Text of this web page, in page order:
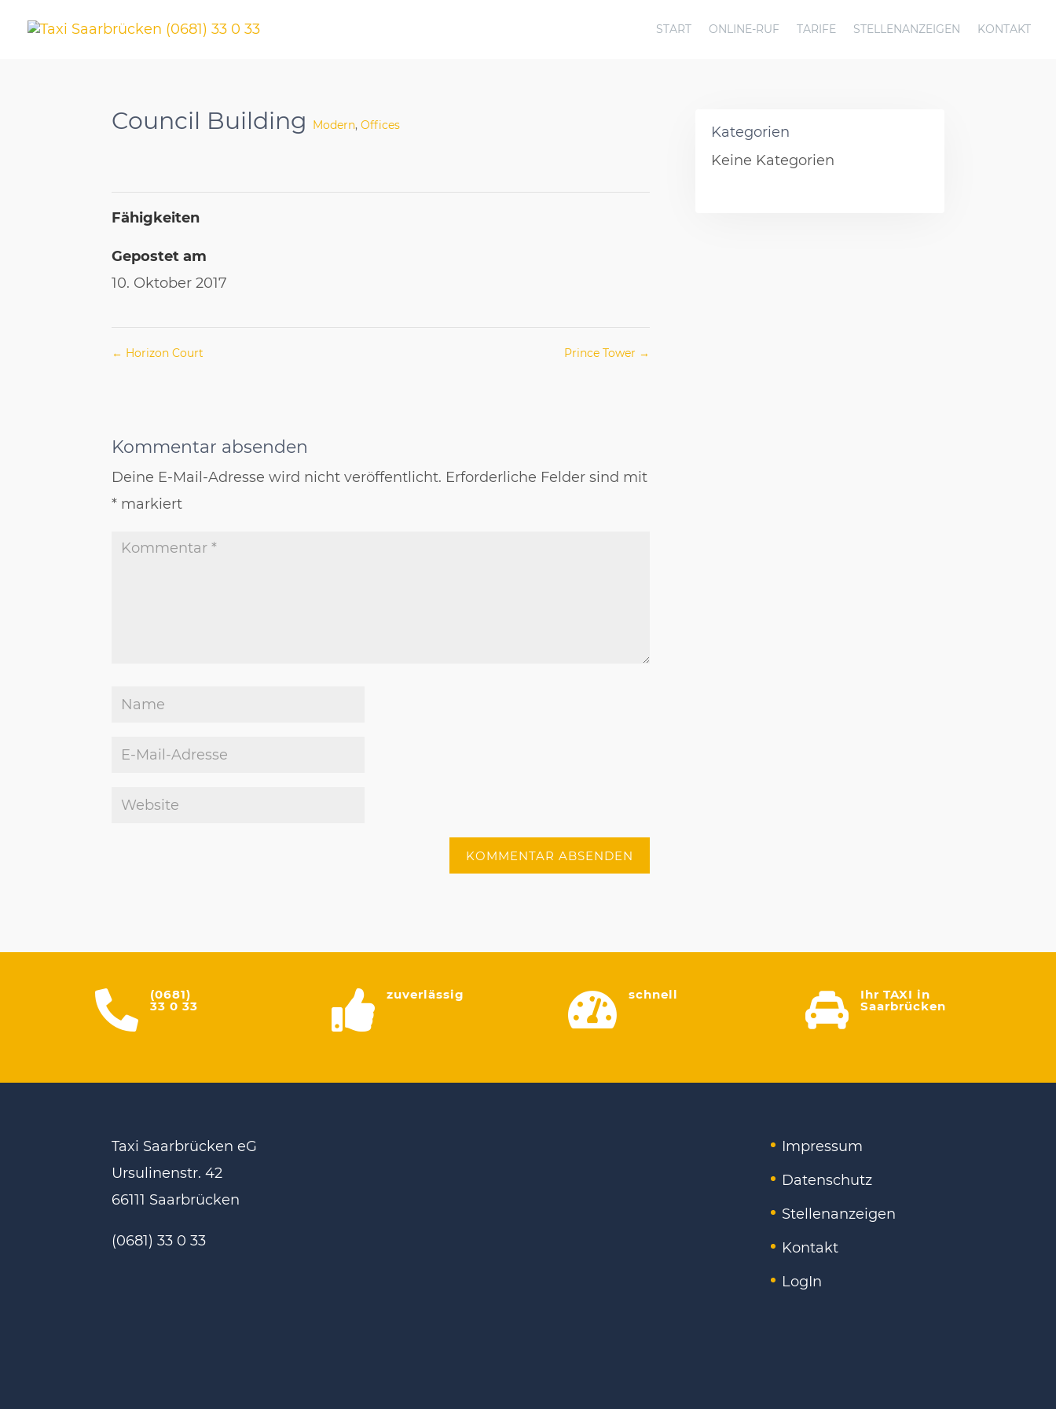
START ONLINE-RUF TARIFE STELLENANZEIGEN KONTAKT
Council Building Modern, Offices
Fähigkeiten
Gepostet am
10. Oktober 2017
← Horizon Court Prince Tower →
Kommentar absenden
Deine E-Mail-Adresse wird nicht veröffentlicht. Erforderliche Felder sind mit
* markiert
Kategorien
Keine Kategorien
 (0681)
33 0 33  zuverlässig  schnell  Ihr TAXI in
Saarbrücken
Taxi Saarbrücken eG
Ursulinenstr. 42
66111 Saarbrücken
(0681) 33 0 33
Impressum
Datenschutz
Stellenanzeigen
Kontakt
LogIn